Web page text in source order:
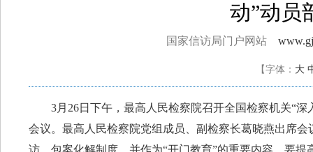
动”动员
国家信访局门户网站
【字体： 大
3月26日下午，最高人民检察院召开全国检察机关“深
会议。最高人民检察院党组成员、副检察长葛晓燕出席
访、包案化解制度，并作为“开门教育”的重要内容，要